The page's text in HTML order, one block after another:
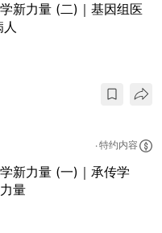
新力量 (二)｜基因组医
特约内容
新力量 (一)｜承传学
量